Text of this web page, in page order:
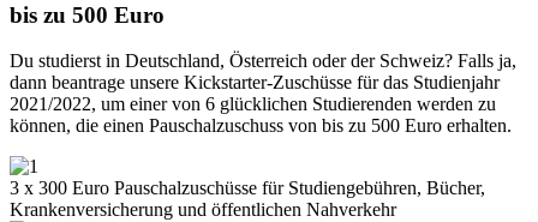
bis zu 500 Euro
Du studierst in Deutschland, Österreich oder der Schweiz? Falls ja,
dann beantrage unsere Kickstarter-Zuschüsse für das Studienjahr
2021/2022, um einer von 6 glücklichen Studierenden werden zu
können, die einen Pauschalzuschuss von bis zu 500 Euro erhalten.
3 x 300 Euro Pauschalzuschüsse für Studiengebühren, Bücher,
Krankenversicherung und öffentlichen Nahverkehr